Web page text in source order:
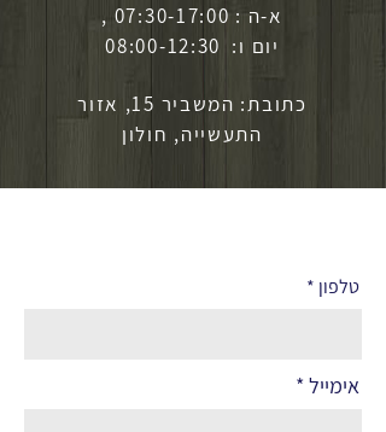
א-ה : 07:30-17:00 ,
יום ו: 08:00-12:30
כתובת: המשביר 15, אזור
התעשייה, חולון
טלפון
אימייל